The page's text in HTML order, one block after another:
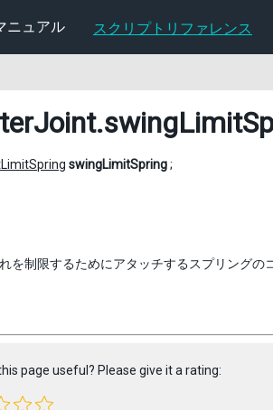
ニュアル スクリプトリファレンス
swingLimitSpring;
を制限するためにアタッチするスプリングの
page useful? Please give it a rating: